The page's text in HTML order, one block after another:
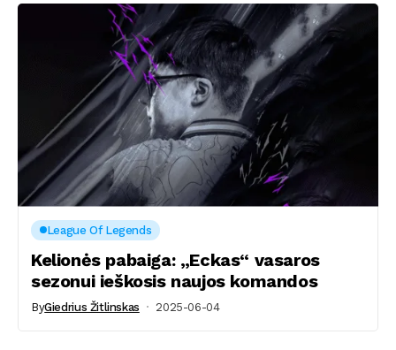
League Of Legends
Kelionės pabaiga: „Eckas“ vasaros
sezonui ieškosis naujos komandos
ByGiedrius Žitlinskas 2025-06-04